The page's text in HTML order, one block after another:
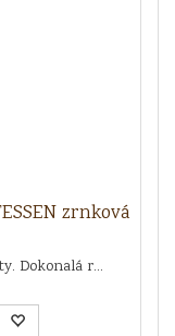
zrnková
Dokonalá r...